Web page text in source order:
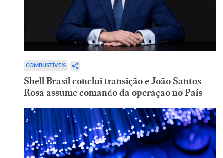
COMBUSTÍVEIS
Shell Brasil conclui transição e João Santos
Rosa assume comando da operação no País